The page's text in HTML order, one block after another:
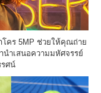
คร 5MP ช่วยให้คุณถ่าย
นำเสนอความมหัศจรรย์
ศน์